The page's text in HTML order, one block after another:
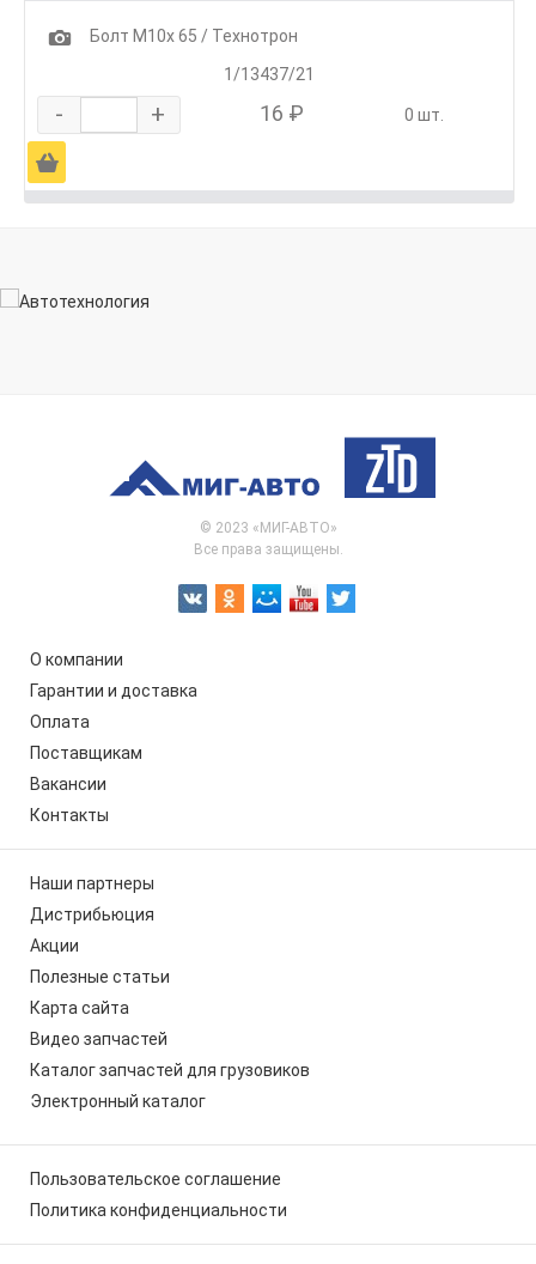
1
Болт М10х 65 / Технотрон
1/13437/21
- + 16 ₽ 0 шт.
Ä
© 2023 «МИГ-АВТО»
Все права защищены.
О компании
Гарантии и доставка
Оплата
Поставщикам
Вакансии
Контакты
Наши партнеры
Дистрибьюция
Акции
Полезные статьи
Карта сайта
Видео запчастей
Каталог запчастей для грузовиков
Электронный каталог
Пользовательское соглашение
Политика конфиденциальности